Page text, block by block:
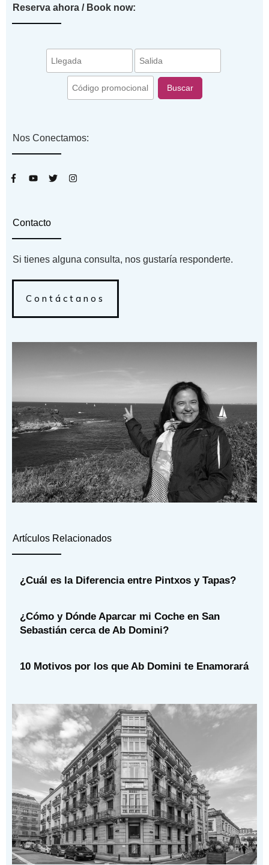
Reserva ahora / Book now:
Buscar
Nos Conectamos:
Contacto
Si tienes alguna consulta, nos gustaría responderte.
Contáctanos
Artículos Relacionados
¿Cuál es la Diferencia entre Pintxos y Tapas?
¿Cómo y Dónde Aparcar mi Coche en San
Sebastián cerca de Ab Domini?
10 Motivos por los que Ab Domini te Enamorará